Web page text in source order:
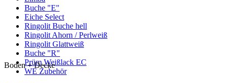
Buche "E"
Eiche Select
Ringolit Buche hell
Ringolit Ahorn / Perlweiß
Ringolit Glattweiß
Buche "R"
Prüm Weißlack EC
WE Zubehör
Boden + Decke